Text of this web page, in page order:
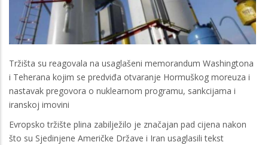
Tržišta su reagovala na usaglašeni memorandum Washingtona
i Teherana kojim se predviđa otvaranje Hormuškog moreuza i
nastavak pregovora o nuklearnom programu, sankcijama i
iranskoj imovini
Evropsko tržište plina zabilježilo je značajan pad cijena nakon
što su Sjedinjene Američke Države i Iran usaglasili tekst